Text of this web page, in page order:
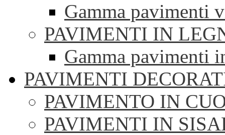
Gamma pavimenti
PAVIMENTI IN
Gamma pavimenti
PAVIMENTI
PAVIMENTO IN
PAVIMENTI IN